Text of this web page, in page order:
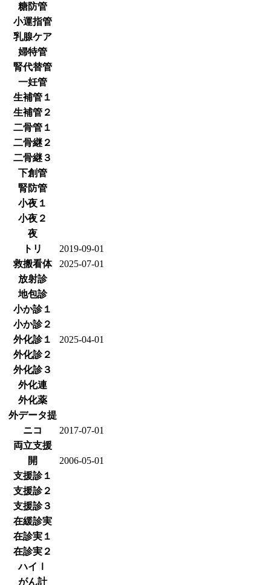
糖防管
小運指管
乳腺ケア
婦特管
腎代替管
一妊管
生補管１
生補管２
二骨管１
二骨継２
二骨継３
下創管
腎防管
小夜１
小夜２
夜
トリ
2019-09-01
救搬看体
2025-07-01
放射診
地包診
小か診１
小か診２
外化診１
2025-04-01
外化診２
外化診３
外化連
外化薬
外データ提
ニコ
2017-07-01
両立支援
開
2006-05-01
支援診１
支援診２
支援診３
在緩診実
在診実１
在診実２
ハイⅠ
がん計